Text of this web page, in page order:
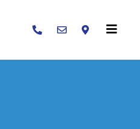
Buscar